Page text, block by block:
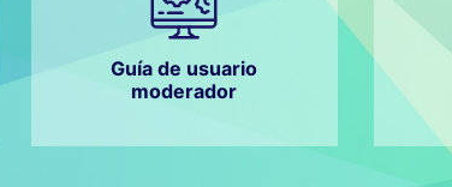
Guía de usuario
moderador